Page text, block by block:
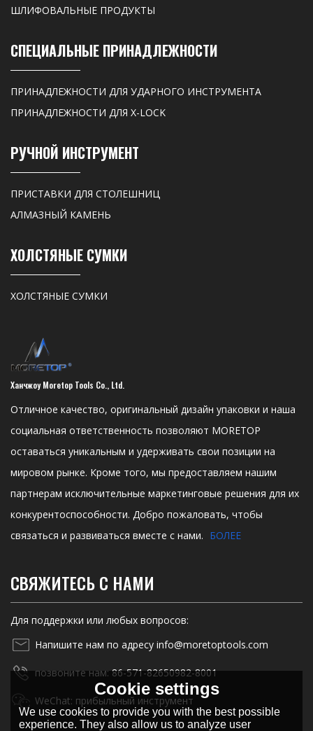
ШЛИФОВАЛЬНЫЕ ПРОДУКТЫ
СПЕЦИАЛЬНЫЕ ПРИНАДЛЕЖНОСТИ
ПРИНАДЛЕЖНОСТИ ДЛЯ УДАРНОГО ИНСТРУМЕНТА
ПРИНАДЛЕЖНОСТИ ДЛЯ X-LOCK
РУЧНОЙ ИНСТРУМЕНТ
ПРИСТАВКИ ДЛЯ СТОЛЕШНИЦ
АЛМАЗНЫЙ КАМЕНЬ
ХОЛСТЯНЫЕ СУМКИ
ХОЛСТЯНЫЕ СУМКИ
Ханчжоу Moretop Tools Co., Ltd.
Отличное качество, оригинальный дизайн упаковки и наша
социальная ответственность позволяют MORETOP
оставаться уникальным и удерживать свои позиции на
мировом рынке. Кроме того, мы предоставляем нашим
партнерам исключительные маркетинговые решения для их
конкурентоспособности. Добро пожаловать, чтобы
связаться и развиваться вместе с нами. БОЛЕЕ
СВЯЖИТЕСЬ С НАМИ
Для поддержки или любых вопросов:
Напишите нам по адресу info@moretoptools.com
позвоните нам: 86-571-82650982-8001
WeChat: прибыльный инструмент
Cookie settings
We use cookies to provide you with the best possible
experience. They also allow us to analyze user